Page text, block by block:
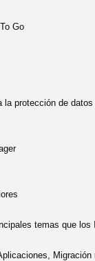
Go
la protección de
temas que